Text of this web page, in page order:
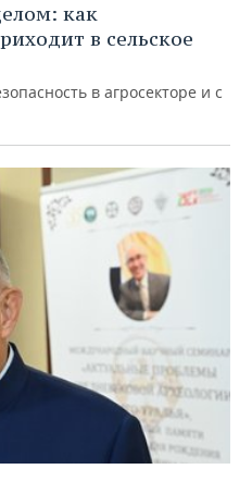
как
в сельское
в агросекторе и с